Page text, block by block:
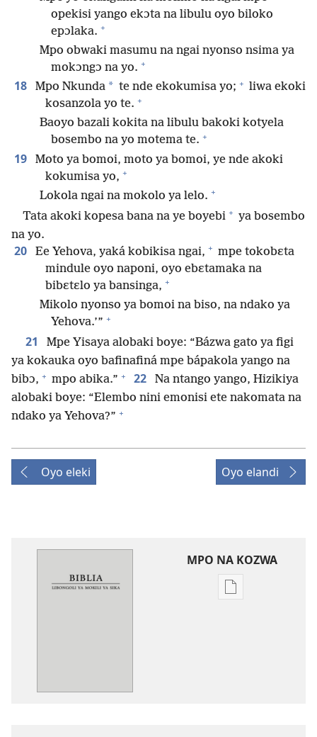
opekisi yango ekɔta na libulu oyo biloko
epɔlaka. +
Mpo obwaki masumu na ngai nyonso nsima ya
mokɔngɔ na yo. +
18 Mpo Nkunda * te nde ekokumisa yo; + liwa ekoki
kosanzola yo te. +
Baoyo bazali kokita na libulu bakoki kotyela
bosembo na yo motema te. +
19
Moto ya bomoi, moto ya bomoi, ye nde akoki
kokumisa yo, +
Lokola ngai na mokolo ya lelo. +
Tata akoki kopesa bana na ye boyebi + ya bosembo
na yo.
20 Ee Yehova, yaká kobikisa ngai, + mpe tokobɛta
mindule oyo naponi, oyo ebɛtamaka na
bibɛtɛlo ya bansinga, +
Mikolo nyonso ya bomoi na biso, na ndako ya
Yehova.’” +
21
Mpe Yisaya alobaki boye: “Bázwa gato ya figi
ya kokauka oyo bafinafiná mpe bápakola yango na
bibɔ, + mpo abika.” + 22
Na ntango yango, Hizikiya
alobaki boye: “Elembo nini emonisi ete nakomata na
ndako ya Yehova?” +
Oyo eleki Oyo elandi
MPO NA KOZWA
Ndenge